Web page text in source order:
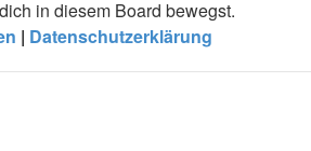
in diesem Board bewegst.
| Datenschutzerklärung